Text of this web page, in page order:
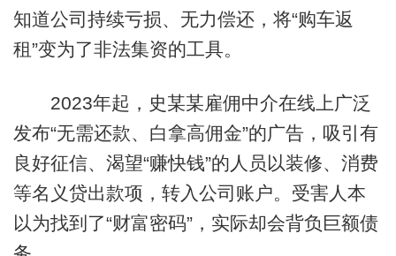
知道公司持续亏损、无力偿还，将“购车返
租”变为了非法集资的工具。
2023年起，史某某雇佣中介在线上广泛
发布“无需还款、白拿高佣金”的广告，吸引有
良好征信、渴望“赚快钱”的人员以装修、消费
等名义贷出款项，转入公司账户。受害人本
以为找到了“财富密码”，实际却会背负巨额债